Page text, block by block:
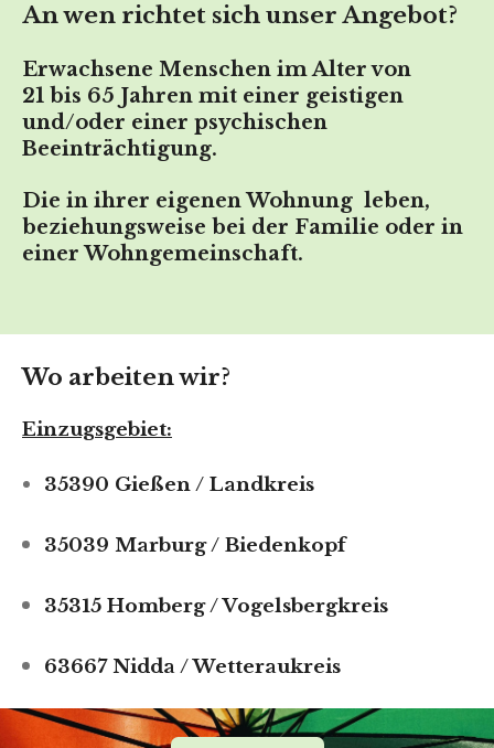
An wen richtet sich unser Angebot?
Erwachsene Menschen im Alter von
21 bis 65 Jahren mit einer geistigen
und/oder einer psychischen
Beeinträchtigung.
Die in ihrer eigenen Wohnung leben,
beziehungsweise bei der Familie oder in
einer Wohngemeinschaft.
Wo arbeiten wir?
Einzugsgebiet:
35390 Gießen / Landkreis
35039 Marburg / Biedenkopf
35315 Homberg / Vogelsbergkreis
63667 Nidda / Wetteraukreis